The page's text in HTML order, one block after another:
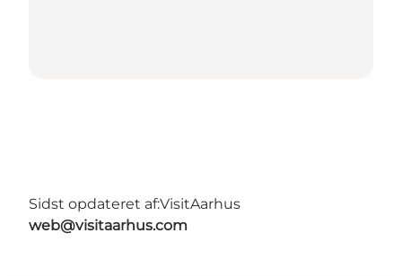
Sidst opdateret af:VisitAarhus
web@visitaarhus.com